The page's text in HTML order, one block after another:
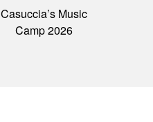
Casuccia’s Music
Camp 2026